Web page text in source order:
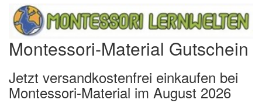
Montessori-Material Gutschein
Jetzt versandkostenfrei einkaufen bei
Montessori-Material im August 2026